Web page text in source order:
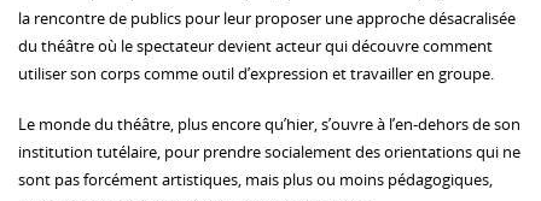
la rencontre de publics pour leur proposer une approche désacralisée
du théâtre où le spectateur devient acteur qui découvre comment
utiliser son corps comme outil d’expression et travailler en groupe.
Le monde du théâtre, plus encore qu’hier, s’ouvre à l’en-dehors de son
institution tutélaire, pour prendre socialement des orientations qui ne
sont pas forcément artistiques, mais plus ou moins pédagogiques,